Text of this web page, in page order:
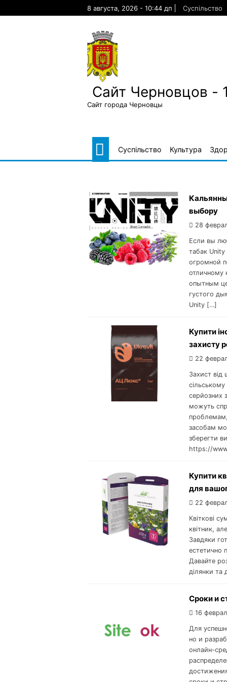
8 августа, 2026 - 10:44 дп Суспільство
Сайт Черновцов -
Сайт города Черновцы
Суспільство Культура
выбору
28
Если вы
табак
огромной
отличному
опытным
густого
Unity […]
Купити
захисту
22
Захист від
сільському
серйозних
можуть
проблемам,
засобам
зберегти
https://
Купити
для
22
Квіткові
квітник,
Завдяки
естетично
Давайте
ділянки та
Сроки и
16
Для
но и
онлайн-